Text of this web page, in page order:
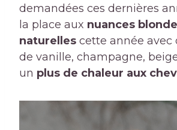
demandées ces dernières
la place aux nuances
naturelles cette année avec
de vanille, champagne,
un plus de chaleur aux